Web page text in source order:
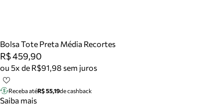
Bolsa Tote Preta Média Recortes
R$ 459,90
ou 5x de R$91,98 sem juros
Receba atéR$ 55,19de cashback
Saiba mais